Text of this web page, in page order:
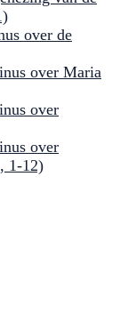
over de
over Maria
over
over
1-12)